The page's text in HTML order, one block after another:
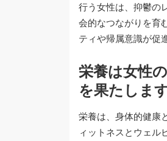
行う女性は、抑鬱の
会的なつながりを育
ティや帰属意識が促
栄養は女性
を果たしま
栄養は、身体的健康
ィットネスとウェル